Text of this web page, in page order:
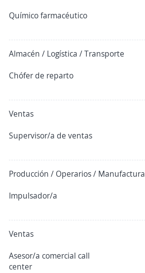
Químico farmacéutico
Almacén / Logística / Transporte
Chófer de reparto
Ventas
Supervisor/a de ventas
Producción / Operarios / Manufactura
Impulsador/a
Ventas
Asesor/a comercial call
center